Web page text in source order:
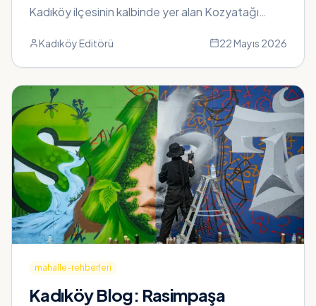
Kadıköy ilçesinin kalbinde yer alan Kozyatağı
Kadıköy Editörü 22 Mayıs 2026
mahalle-rehberleri
Kadıköy Blog: Rasimpaşa